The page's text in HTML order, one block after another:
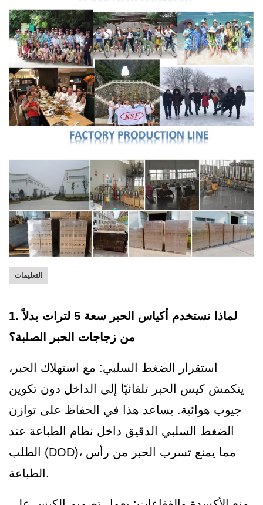
التعليمات
1. لماذا نستخدم أكياس الحبر سعة 5 لترات بدلاً
من زجاجات الحبر الصلبة؟
استقرار الضغط السلبي: مع استهلاك الحبر،
ينكمش كيس الحبر تلقائيًا إلى الداخل دون تكوين
جيوب هوائية. يساعد هذا في الحفاظ على توازن
الضغط السلبي الدقيق داخل نظام الطباعة عند
الطلب (DOD)، مما يمنع تسرب الحبر من رأس
الطباعة.